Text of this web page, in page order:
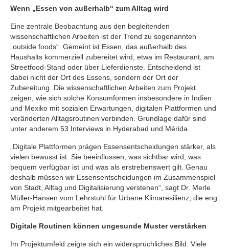
Wenn „Essen von außerhalb“ zum Alltag wird
Eine zentrale Beobachtung aus den begleitenden
wissenschaftlichen Arbeiten ist der Trend zu sogenannten
„outside foods“. Gemeint ist Essen, das außerhalb des
Haushalts kommerziell zubereitet wird, etwa im Restaurant, am
Streetfood-Stand oder über Lieferdienste. Entscheidend ist
dabei nicht der Ort des Essens, sondern der Ort der
Zubereitung. Die wissenschaftlichen Arbeiten zum Projekt
zeigen, wie sich solche Konsumformen insbesondere in Indien
und Mexiko mit sozialen Erwartungen, digitalen Plattformen und
veränderten Alltagsroutinen verbinden. Grundlage dafür sind
unter anderem 53 Interviews in Hyderabad und Mérida.
„Digitale Plattformen prägen Essensentscheidungen stärker, als
vielen bewusst ist. Sie beeinflussen, was sichtbar wird, was
bequem verfügbar ist und was als erstrebenswert gilt. Genau
deshalb müssen wir Essensentscheidungen im Zusammenspiel
von Stadt, Alltag und Digitalisierung verstehen“, sagt Dr. Merle
Müller-Hansen vom Lehrstuhl für Urbane Klimaresilienz, die eng
am Projekt mitgearbeitet hat.
Digitale Routinen können ungesunde Muster verstärken
Im Projektumfeld zeigte sich ein widersprüchliches Bild. Viele